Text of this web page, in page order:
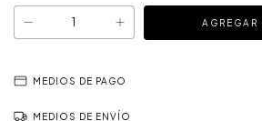
MEDIOS DE PAGO
MEDIOS DE ENVÍO